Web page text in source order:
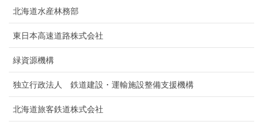
北海道水産林務部
東日本高速道路株式会社
緑資源機構
独立行政法人 鉄道建設・運輸施設整備支援機構
北海道旅客鉄道株式会社